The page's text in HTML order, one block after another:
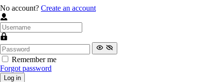
No account? Create an account
Remember me
Forgot password
Log in